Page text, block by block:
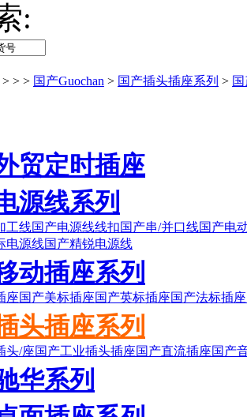
:
> > > 国产Guochan > 国产插头插座系列 >
贸定时插座
源线系列
工线国产电源线线扣国产串/并口线国产电
电源线国产精锐电源线
动插座系列
座国产美标插座国产英标插座国产法标插座
头插座系列
头/座国产工业插头插座国产直流插座国产
华系列